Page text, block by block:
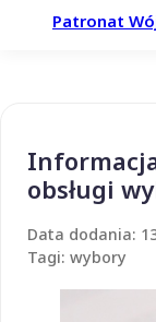
Patronat
obsługi
Data dodania:
Tagi: wybory